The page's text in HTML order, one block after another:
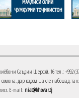
Саъдии Шерозӣ, 16 тел.: +992 (37)
дар кадом шакле набошад,
E-mail: niat@khovar.tj